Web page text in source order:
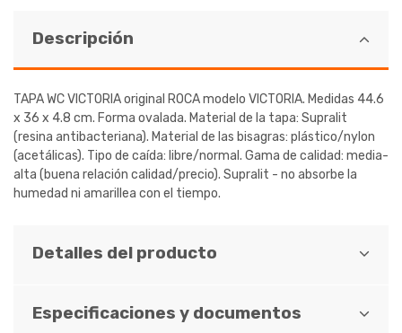
Descripción
TAPA WC VICTORIA original ROCA modelo VICTORIA. Medidas 44.6
x 36 x 4.8 cm. Forma ovalada. Material de la tapa: Supralit
(resina antibacteriana). Material de las bisagras: plástico/nylon
(acetálicas). Tipo de caída: libre/normal. Gama de calidad: media-
alta (buena relación calidad/precio). Supralit - no absorbe la
humedad ni amarillea con el tiempo.
Detalles del producto
Especificaciones y documentos